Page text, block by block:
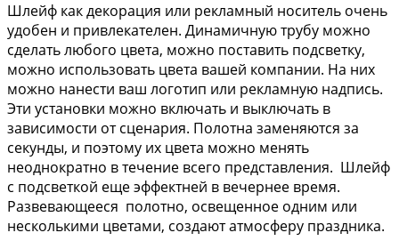
Шлейф как декорация или рекламный носитель очень
удобен и привлекателен. Динамичную трубу можно
сделать любого цвета, можно поставить подсветку,
можно использовать цвета вашей компании. На них
можно нанести ваш логотип или рекламную надпись.
Эти установки можно включать и выключать в
зависимости от сценария. Полотна заменяются за
секунды, и поэтому их цвета можно менять
неоднократно в течение всего представления. Шлейф
с подсветкой еще эффектней в вечернее время.
Развевающееся полотно, освещенное одним или
несколькими цветами, создают атмосферу праздника.